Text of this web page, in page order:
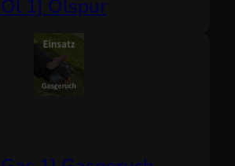
1] Ölspur